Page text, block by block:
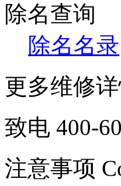
除名查询
除名名录
更多维修
致电 400-
注意事项